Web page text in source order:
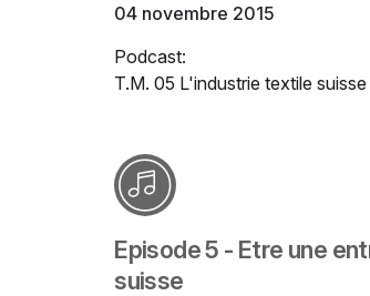
04 novembre 2015
Podcast:
T.M. 05 L'industrie textile suisse
Episode 5 - Etre une
suisse